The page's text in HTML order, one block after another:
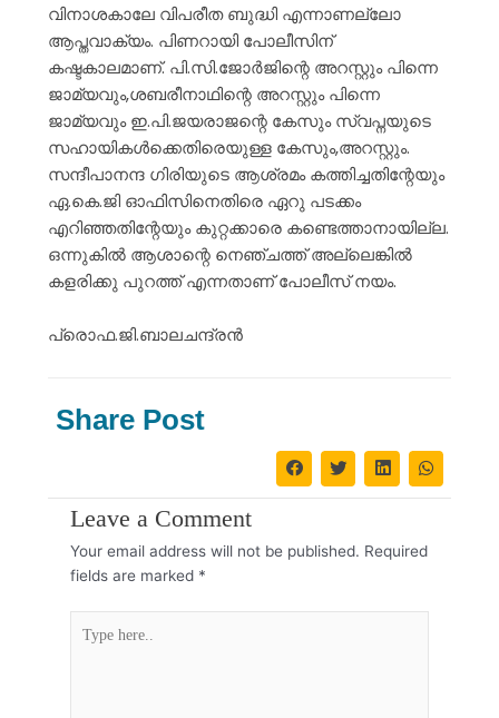
വിനാശകാലേ വിപരീത ബുദ്ധി എന്നാണല്ലോ
ആപ്തവാക്യം. പിണറായി പോലീസിന്
കഷ്ടകാലമാണ്. പി.സി.ജോർജിന്റെ അറസ്റ്റും പിന്നെ
ജാമ്യവും,ശബരീനാഥിന്റെ അറസ്റ്റും പിന്നെ
ജാമ്യവും ഇ.പി.ജയരാജന്റെ കേസും സ്വപ്നയുടെ
സഹായികൾക്കെതിരെയുള്ള കേസും,അറസ്റ്റും.
സന്ദീപാനന്ദ ഗിരിയുടെ ആശ്രമം കത്തിച്ചതിന്റേയും
ഏ.കെ.ജി ഓഫിസിനെതിരെ ഏറു പടക്കം
എറിഞ്ഞതിന്റേയും കുറ്റക്കാരെ കണ്ടെത്താനായില്ല.
ഒന്നുകിൽ ആശാന്റെ നെഞ്ചത്ത് അല്ലെങ്കിൽ
കളരിക്കു പുറത്ത് എന്നതാണ് പോലീസ് നയം.
പ്രൊഫ.ജി.ബാലചന്ദ്രൻ
Share Post
Leave a Comment
Your email address will not be published. Required
fields are marked *
here..